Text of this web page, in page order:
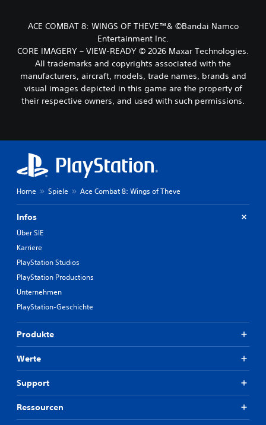
ACE COMBAT 8: WINGS OF THEVE™& ©Bandai Namco
Entertainment Inc.
CORE IMAGERY – VIEW-READY © 2026 Maxar Technologies.
All trademarks and copyrights associated with the
manufacturers, aircraft, models, trade names, brands and
visual images depicted in this game are the property of
their respective owners, and used with such permissions.
Home Spiele Ace Combat 8: Wings of Theve
Infos
Über SIE
Karriere
PlayStation Studios
PlayStation Productions
Unternehmen
PlayStation-Geschichte
Produkte
Werte
Support
Ressourcen